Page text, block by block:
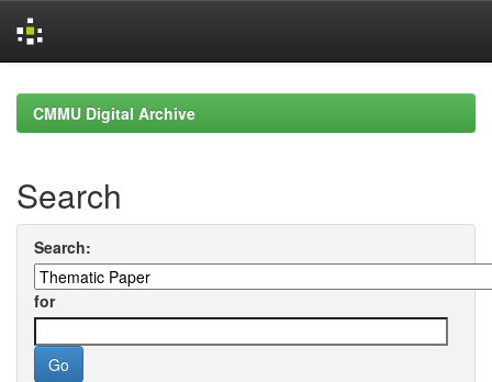
navigationCMMU Digital Archive
Search
Search:
for